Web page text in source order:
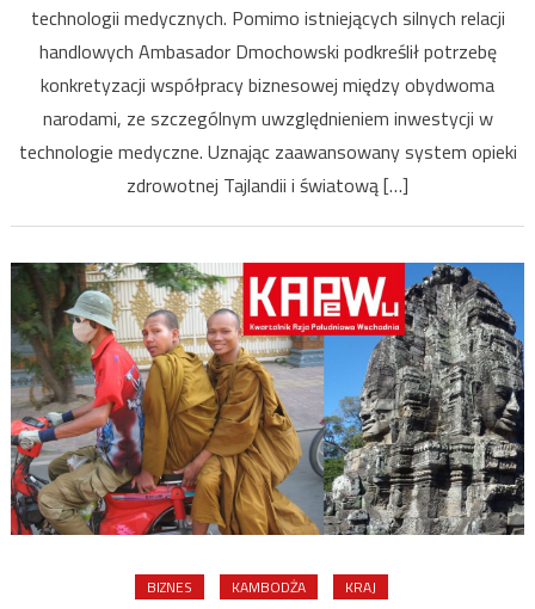
technologii medycznych. Pomimo istniejących silnych relacji
handlowych Ambasador Dmochowski podkreślił potrzebę
konkretyzacji współpracy biznesowej między obydwoma
narodami, ze szczególnym uwzględnieniem inwestycji w
technologie medyczne. Uznając zaawansowany system opieki
zdrowotnej Tajlandii i światową […]
BIZNES KAMBODŻA KRAJ